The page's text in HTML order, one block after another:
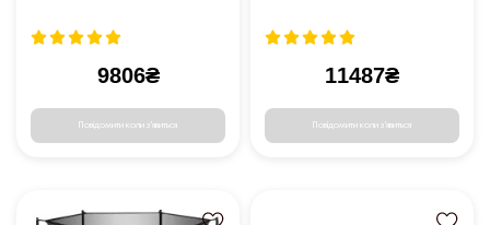
9806₴
Повідомити коли з'явиться
11487₴
Повідомити коли з'явиться